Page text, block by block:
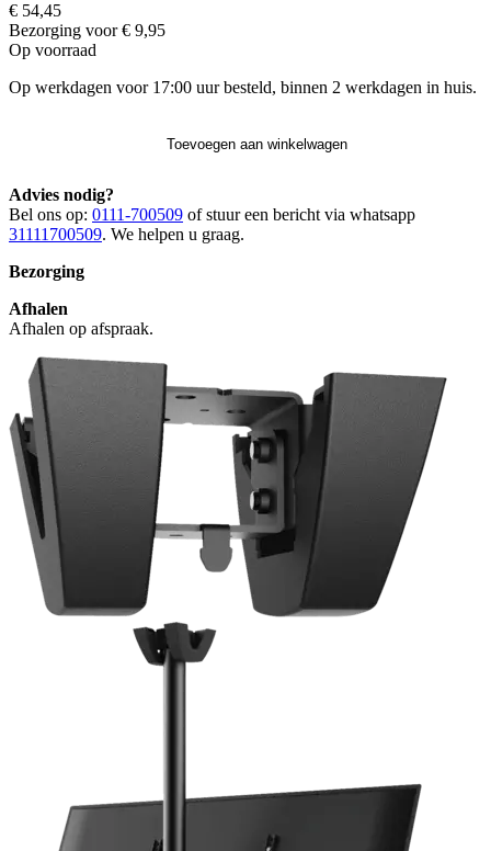
€ 54,45
Bezorging voor € 9,95
Op voorraad
Op werkdagen voor 17:00 uur besteld, binnen 2 werkdagen in huis.
Toevoegen aan winkelwagen
Advies nodig?
Bel ons op: 0111-700509 of stuur een bericht via whatsapp
31111700509. We helpen u graag.
Bezorging
Afhalen
Afhalen op afspraak.